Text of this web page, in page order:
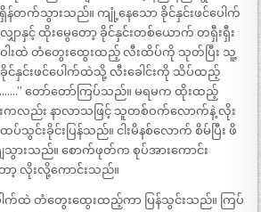
တက်သွားသည်။ ကျုံ့နေသော ခိုင်နှင်းဖင်ပေါက်
ျှာနှင့် ထိုးမွေတော့ ခိုင်နှင်းတစ်ယောက် တရှီးရှီး
ါးထဲ တံတွေးထွေးထည့် လီးထိပ်ကို သုတ်ပြီး သူ့
ခိုင်နှင်းဖင်ပေါက်ထဲသို့ လီးခေါင်းကို သိပ်ထည့်
တော်တော်ကြပ်သည်။ မရမက ထိုးထည့်
ကလည်း နာလာသဖြင့် သူတစ်ဝက်လောက်နဲ့ လိုး
သွင်းခိုင်းပြန်သည်။ ငါးမိနစ်လောက် စိမ်ပြီး ဖိ
ားသည်။ စောက်ဖုတ်က စုပ်အားကောင်း
ာ့ လိုးလို့ကောင်းသည်။
ေါက်ထဲ တံတွေးထွေးထည့်ကာ ပြန်သွင်းသည်။ ကြပ်